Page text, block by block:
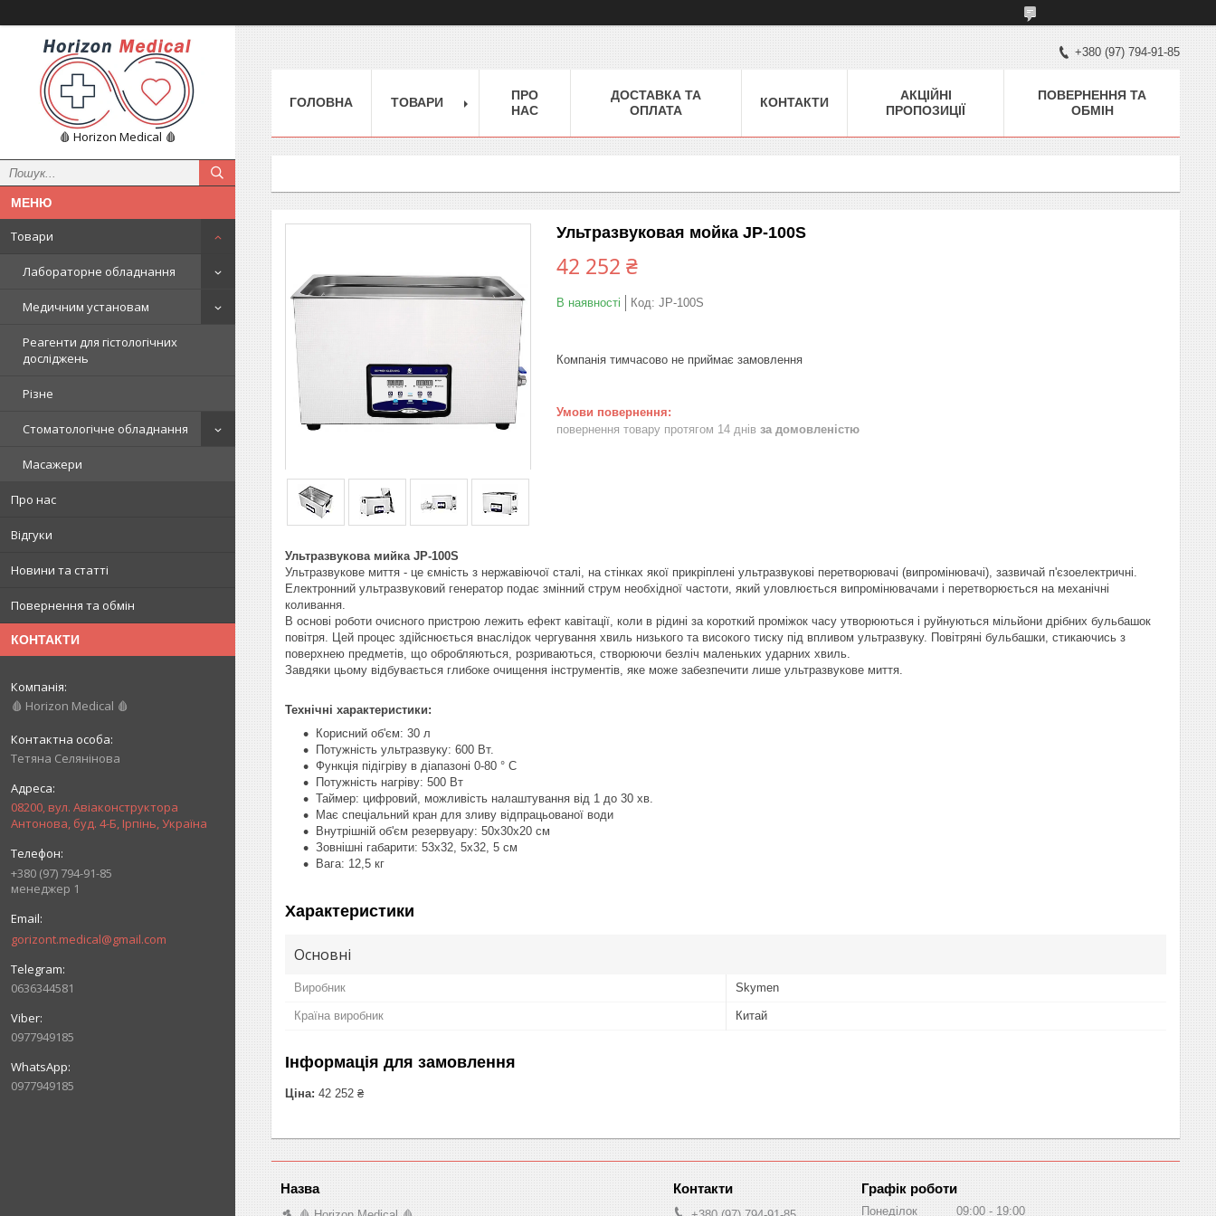
🩸 Horizon Medical 🩸
Товари
Лабораторне обладнання
Медичним установам
Реагенти для гістологічних
досліджень
Різне
Стоматологічне обладнання
Масажери
Про нас
Відгуки
Новини та статті
Повернення та обмін
КОНТАКТИ
🩸 Horizon Medical 🩸
Тетяна Селянінова
08200, вул. Авіаконструктора
Антонова, буд. 4-Б, Ірпінь, Україна
+380 (97) 794-91-85
менеджер 1
gorizont.medical@gmail.com
0636344581
0977949185
0977949185
+380 (97) 794-91-85
ГОЛОВНА ТОВАРИ
ПРО
НАС
ДОСТАВКА ТА
ОПЛАТА
КОНТАКТИ
АКЦІЙНІ
ПРОПОЗИЦІЇ
ПОВЕРНЕННЯ ТА
ОБМІН
Ультразвуковая мойка JP-100S
42 252 ₴
В наявності Код: JP-100S
Компанія тимчасово не приймає замовлення
повернення товару протягом 14 днів за домовленістю
Ультразвукова мийка JP-100S
Ультразвукове миття - це ємність з нержавіючої сталі, на стінках якої прикріплені ультразвукові перетворювачі (випромінювачі), зазвичай п'єзоелектричні.
Електронний ультразвуковий генератор подає змінний струм необхідної частоти, який уловлюється випромінювачами і перетворюється на механічні
коливання.
В основі роботи очисного пристрою лежить ефект кавітації, коли в рідині за короткий проміжок часу утворюються і руйнуються мільйони дрібних бульбашок
повітря. Цей процес здійснюється внаслідок чергування хвиль низького та високого тиску під впливом ультразвуку. Повітряні бульбашки, стикаючись з
поверхнею предметів, що обробляються, розриваються, створюючи безліч маленьких ударних хвиль.
Завдяки цьому відбувається глибоке очищення інструментів, яке може забезпечити лише ультразвукове миття.
Технічні характеристики:
Корисний об'єм: 30 л
Потужність ультразвуку: 600 Вт.
Функція підігріву в діапазоні 0-80 ° С
Потужність нагріву: 500 Вт
Таймер: цифровий, можливість налаштування від 1 до 30 хв.
Має спеціальний кран для зливу відпрацьованої води
Внутрішній об'єм резервуару: 50х30х20 см
Зовнішні габарити: 53х32, 5х32, 5 см
Вага: 12,5 кг
Характеристики
Основні
Виробник Skymen
Країна виробник Китай
Інформація для замовлення
Ціна: 42 252 ₴
Графік роботи
Понеділок 09:00 19:00